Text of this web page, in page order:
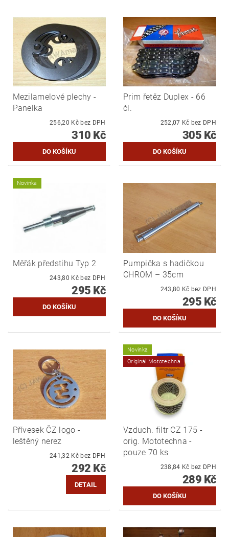
Mezilamelové plechy -
Panelka
256,20 Kč bez DPH
310 Kč
Prim řetěz Duplex - 66
čl.
252,07 Kč bez DPH
305 Kč
Novinka
Měřák předstihu Typ 2
243,80 Kč bez DPH
295 Kč
Pumpička s hadičkou
CHROM – 35cm
243,80 Kč bez DPH
295 Kč
Přívesek ČZ logo -
leštěný nerez
241,32 Kč bez DPH
292 Kč
DETAIL
Novinka
Originál Mototechna
Vzduch. filtr CZ 175 -
orig. Mototechna -
pouze 70 ks
238,84 Kč bez DPH
289 Kč